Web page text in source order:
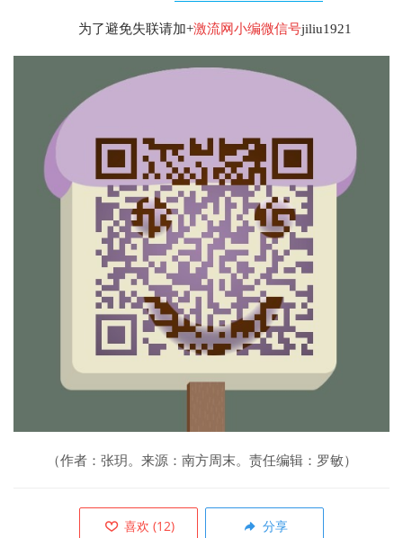
为了避免失联请加+激流网小编微信号jiliu1921
（作者： 张玥。来源： 南方周末。责任编辑：罗敏）
喜欢 (12) 分享